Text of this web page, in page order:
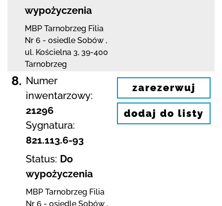
wypożyczenia
MBP Tarnobrzeg Filia
Nr 6 - osiedle Sobów ,
ul. Kościelna 3, 39-400
Tarnobrzeg
8. Numer
inwentarzowy:
21296
Sygnatura:
821.113.6-93
Status: Do
wypożyczenia
MBP Tarnobrzeg Filia
Nr 6 - osiedle Sobów ,
zarezerwuj
dodaj do listy